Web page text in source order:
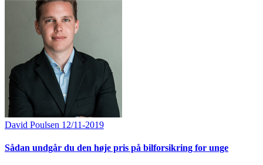
David Poulsen 12/11-2019
Sådan undgår du den høje pris på bilforsikring for unge